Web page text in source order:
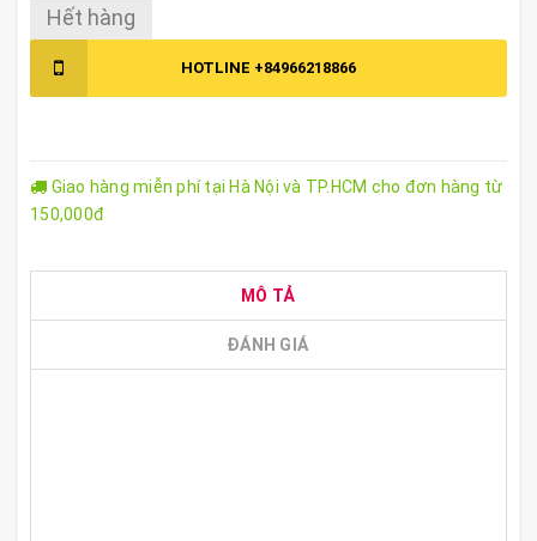
Hết hàng
HOTLINE +84966218866
Giao hàng miễn phí tại Hà Nội và TP.HCM cho đơn hàng từ
150,000đ
MÔ TẢ
ĐÁNH GIÁ